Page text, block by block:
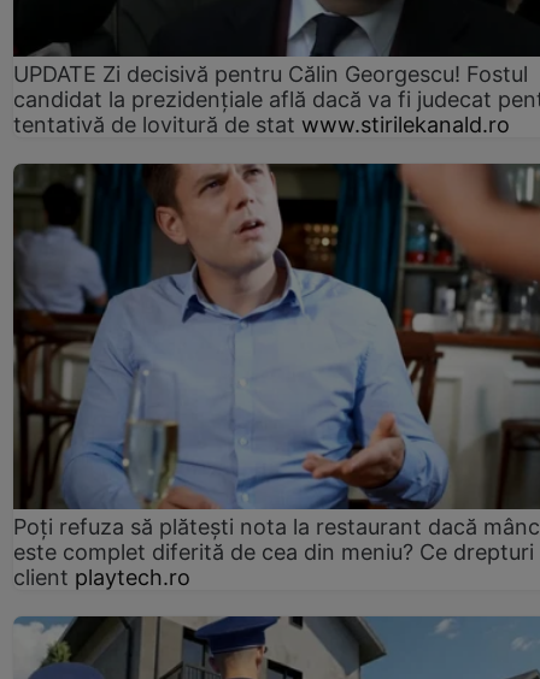
UPDATE Zi decisivă pentru Călin Georgescu! Fostul
candidat la prezidențiale află dacă va fi judecat
tentativă de lovitură de stat www.stirilekanald.ro
Poți refuza să plătești nota la restaurant dacă
este complet diferită de cea din meniu? Ce drepturi
client playtech.ro